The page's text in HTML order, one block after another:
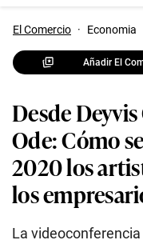
El Comercio · Economia
Añadir El
Desde
Ode: Cómo
2020 los
los
La